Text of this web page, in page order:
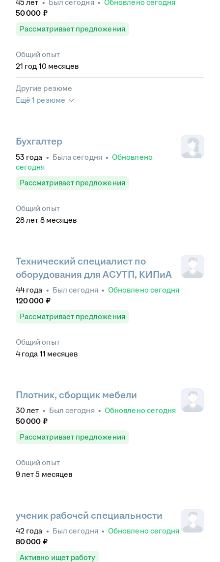
45 лет • Был сегодня • Обновлено сегодня
50 000 ₽
Рассматривает предложения
Общий опыт
21 год 10 месяцев
Другие резюме
Ещё 1 резюме
Бухгалтер
53 года • Быласегодня • Обновлено
сегодня
Рассматривает предложения
Общий опыт
28лет 8 месяцев
Технический специалист по
оборудования для АСУТП, КИПиА
44 года • Был сегодня • Обновлено сегодня
120 000 ₽
Рассматривает предложения
Общий опыт
4 года 11 месяцев
Плотник, сборщик мебели
30 лет • Был сегодня • Обновлено сегодня
50 000 ₽
Рассматривает предложения
Общий опыт
9лет 5 месяцев
ученик рабочей специальности
42 года • Был сегодня • Обновлено сегодня
80 000 ₽
Активно ищет работу